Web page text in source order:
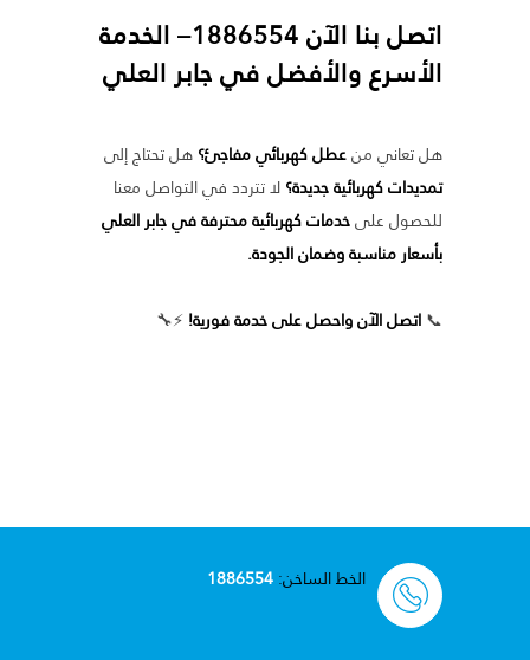
اتصل بنا الآن 1886554– الخدمة
الأسرع والأفضل في جابر العلي
هل تعاني منعطل كهربائي مفاجئ؟هل تحتاج إلى
تمديدات كهربائية جديدة؟لا تتردد في التواصل معنا
للحصول علىخدمات كهربائية محترفة في جابر العلي
بأسعار مناسبة وضمان الجودة.
📞اتصل الآن واحصل على خدمة فورية! ⚡🔧
الخط الساخن:1886554